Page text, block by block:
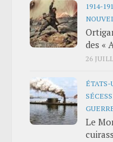
1914-
des «
26
ÉTATS-
Le